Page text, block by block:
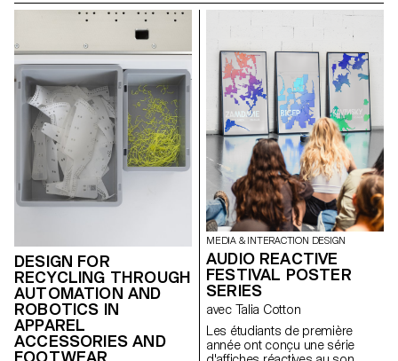
DESIGN FOR
RECYCLING THROUGH
AUTOMATION AND
ROBOTICS IN
APPAREL
ACCESSORIES AND
FOOTWEAR
MEDIA & INTERACTION DESIGN
AUDIO REACTIVE
FESTIVAL POSTER
SERIES
avec Talia Cotton
Les étudiants de première
année ont conçu une série